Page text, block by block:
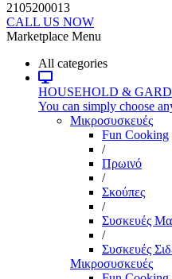
2105200013
CALL US NOW
Marketplace Menu
All categories
HOUSEHOLD &
You can simply choose
Μικροσυσκευές
Fun Cooking
/
Πρωινό
/
Σκούπες
/
Συσκευές
/
Συσκευές
Μικροσυσκευές